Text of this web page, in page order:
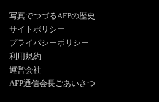
写真でつづるAFPの歴史
サイトポリシー
プライバシーポリシー
利用規約
運営会社
AFP通信会長ごあいさつ